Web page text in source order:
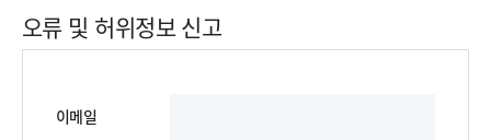
오류 및 허위정보 신고
이메일